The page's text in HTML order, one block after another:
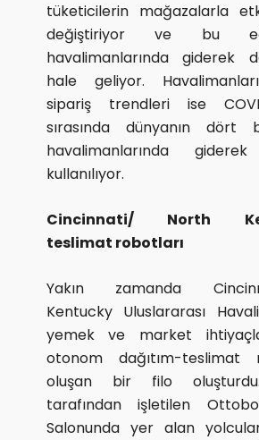
tüketicilerin mağazalarla
değiştiriyor ve bu
havalimanlarında giderek
hale geliyor.
sipariş trendleri ise
sırasında dünyanın dört
havalimanlarında
kullanılıyor.
Cincinnati/ North
teslimat robotları
Yakın zamanda
Kentucky Uluslararası
yemek ve market
otonom dağıtım-teslimat
oluşan bir filo
tarafından işletilen
Salonunda yer alan